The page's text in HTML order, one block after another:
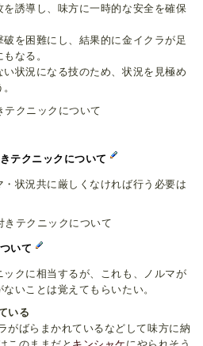
誘導し、味方に一時的な安全を確保
を困難にし、結果的に金イクラが足
なる。
状況になる技のため、状況を見極め
テクニックについて
テクニックについて
状況共に厳しくなければ行う必要は
きテクニックについて
いて
クに相当するが、これも、ノルマが
いことは覚えてもらいたい。
いる
がばらまかれているなどして味方に納